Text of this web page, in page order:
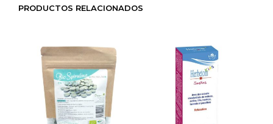
PRODUCTOS RELACIONADOS